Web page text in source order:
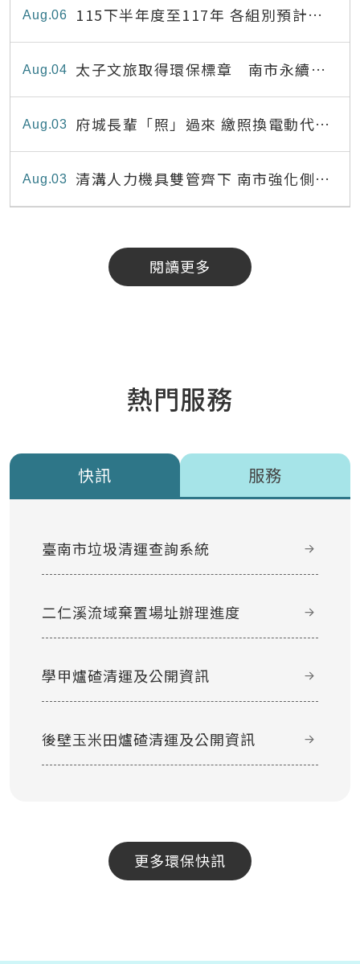
06
Aug
115下半年度至117年 各組別預計出
缺員額表
04
Aug
太子文旅取得環保標章 南市永續旅
宿達22家
03
Aug
府城長輩「照」過來 繳照換電動代步
最高補助8,000元
03
Aug
清溝人力機具雙管齊下 南市強化側溝
清疏效能
閱讀更多
熱門服務
快訊 服務
臺南市垃圾清運查詢系統
二仁溪流域棄置場址辦理進度
學甲爐碴清運及公開資訊
後壁玉米田爐碴清運及公開資訊
更多環保快訊